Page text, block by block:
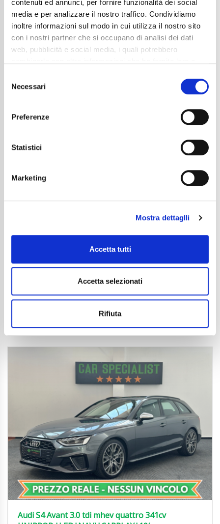
contenuti ed annunci, per fornire funzionalità dei social
media e per analizzare il nostro traffico. Condividiamo
inoltre informazioni sul modo in cui utilizza il nostro sito
con i nostri partner che si occupano di analisi dei dati
web, pubblicità e social media, i quali potrebbero
mera chiusura del banner non comporta l’accettazione
tutti” o selezionando le diverse categorie di cookies
Selection
Necessari
Preferenze
Statistici
Marketing
Mostra dettaglli
Accetta tutti
Accetta selezionati
Rifiuta
10/2023
Tipo Di Carburante
Elettrica/Diesel
Automatico
Euro6d-ISC-FCM
Audi S4 Avant 3.0 tdi mhev quattro 341cv